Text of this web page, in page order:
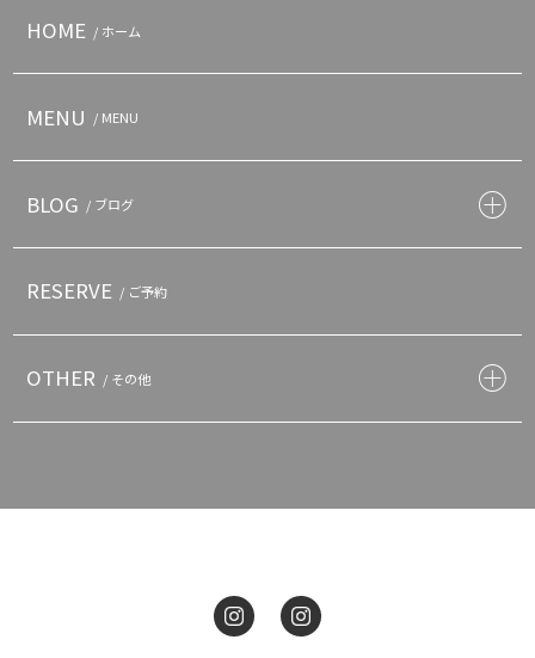
HOME / ホーム
MENU / MENU
BLOG / ブログ
RESERVE / ご予約
OTHER / その他